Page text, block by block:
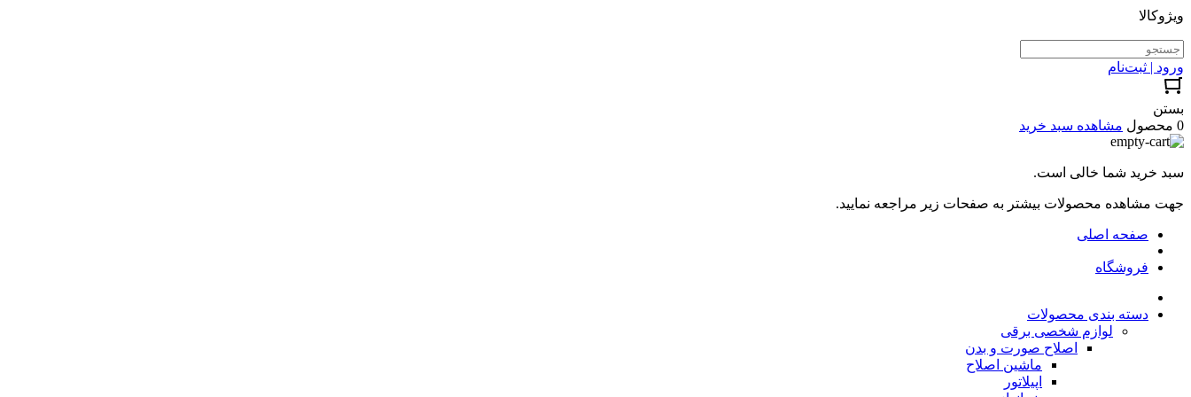
ویژوکالا
ورود | ثبت‌نام
بستن
0 محصول
مشاهده سبد خرید
سبد خرید شما خالی است.
جهت مشاهده محصولات بیشتر به صفحات زیر مراجعه نمایید.
صفحه اصلی
فروشگاه
دسته بندی محصولات
لوازم شخصی برقی
اصلاح صورت و بدن
ماشین اصلاح
اپیلاتور